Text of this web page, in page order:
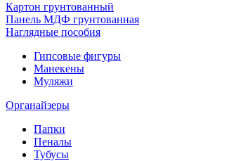
Картон грунтованный
Панель МДФ грунтованная
Наглядные пособия
Гипсовые фигуры
Манекены
Муляжи
Органайзеры
Папки
Пеналы
Тубусы